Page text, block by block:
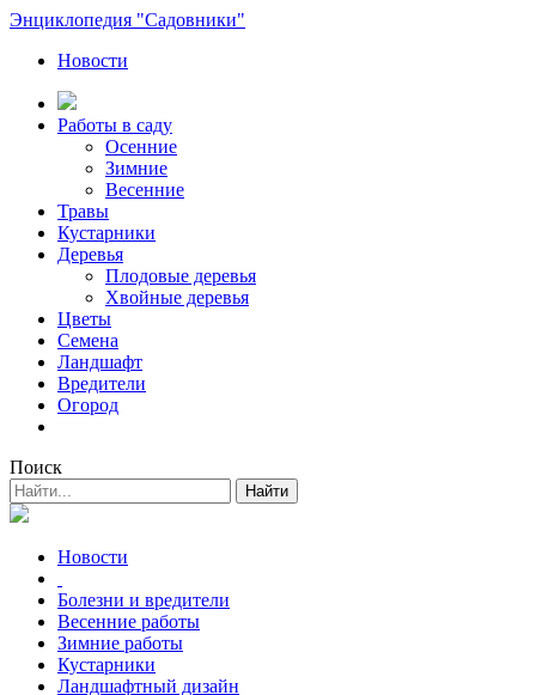
Энциклопедия "Садовники"
Новости
Работы в саду
Осенние
Зимние
Весенние
Травы
Кустарники
Деревья
Плодовые деревья
Хвойные деревья
Цветы
Семена
Ландшафт
Вредители
Огород
Поиск
Новости
Болезни и вредители
Весенние работы
Зимние работы
Кустарники
Ландшафтный дизайн